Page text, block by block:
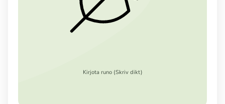
Lovari (Romska)
Kirjota runo (Skriv dikt)